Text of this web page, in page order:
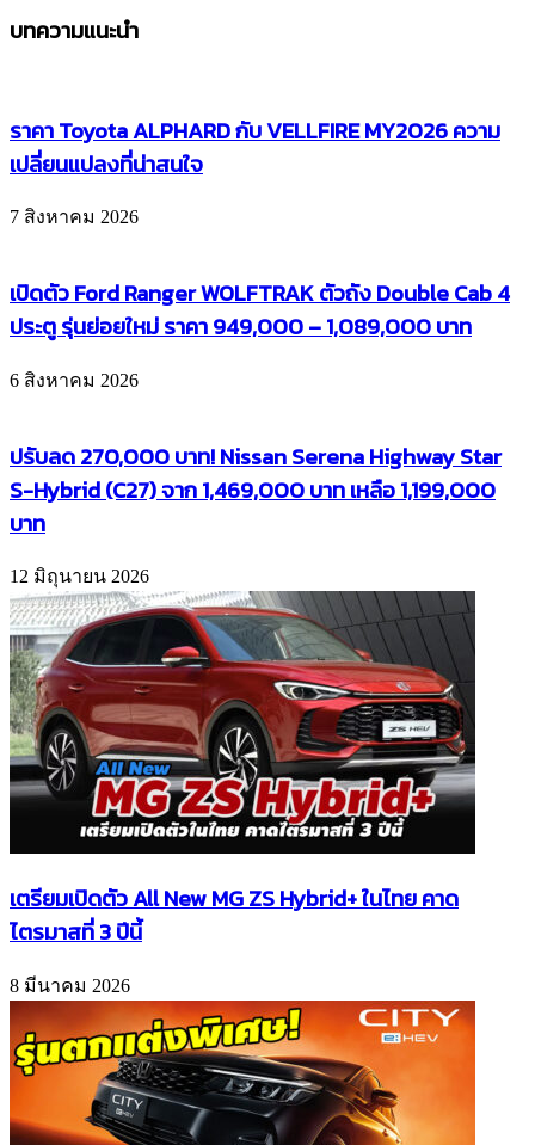
บทความแนะนำ
ราคา Toyota ALPHARD กับ VELLFIRE MY2026 ความ
เปลี่ยนแปลงที่น่าสนใจ
7 สิงหาคม 2026
เปิดตัว Ford Ranger WOLFTRAK ตัวถัง Double Cab 4
ประตู รุ่นย่อยใหม่ ราคา 949,000 – 1,089,000 บาท
6 สิงหาคม 2026
ปรับลด 270,000 บาท! Nissan Serena Highway Star
S-Hybrid (C27) จาก 1,469,000 บาท เหลือ 1,199,000
บาท
12 มิถุนายน 2026
เตรียมเปิดตัว All New MG ZS Hybrid+ ในไทย คาด
ไตรมาสที่ 3 ปีนี้
8 มีนาคม 2026